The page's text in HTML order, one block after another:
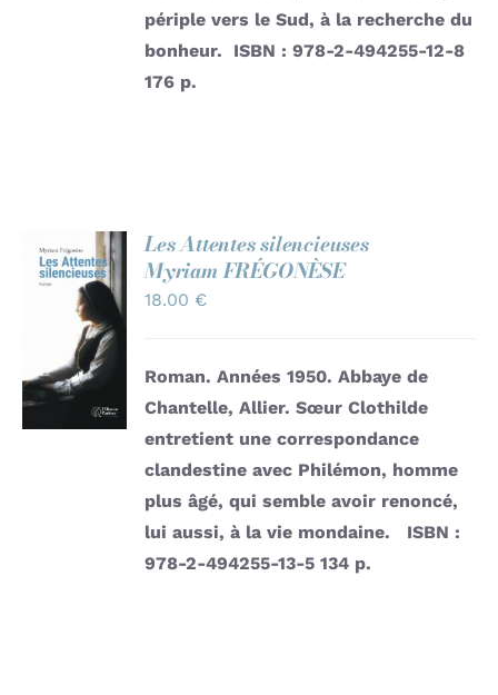
périple vers le Sud, à la recherche du
bonheur.
ISBN : 978-2-494255-12-8
176 p.
AJOUTER
AU
PANIER
/
DÉTAILS
Les Attentes silencieuses
Myriam FRÉGONÈSE
18.00 €
Roman. Années 1950. Abbaye de
Chantelle, Allier. Sœur Clothilde
entretient une correspondance
clandestine avec Philémon, homme
plus âgé, qui semble avoir renoncé,
lui aussi, à la vie mondaine.
ISBN :
978-2-494255-13-5134 p.